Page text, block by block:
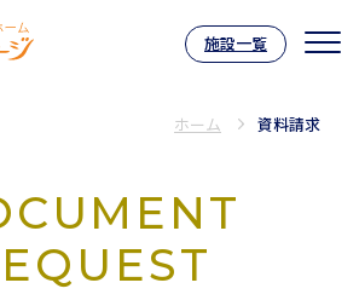
人ホーム サニーステー
施設一覧
ホーム 資料請求